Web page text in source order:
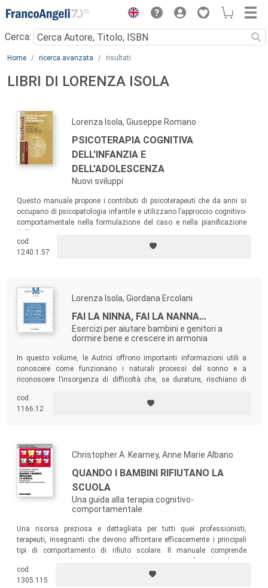
Menu
Cerca:
Main content
Home ricerca avanzata risultati
LIBRI DI LORENZA ISOLA
Lorenza Isola, Giuseppe Romano
PSICOTERAPIA COGNITIVA
DELL'INFANZIA E
DELL'ADOLESCENZA
Nuovi sviluppi
Questo manuale propone i contributi di psicoterapeuti che da anni si
occupano di psicopatologia infantile e utilizzano l’approccio cognitivo-
comportamentale nella formulazione del caso e nella pianificazione
cod.
1240.1.57
Lorenza Isola, Giordana Ercolani
FAI LA NINNA, FAI LA NANNA…
Esercizi per aiutare bambini e genitori a
dormire bene e crescere in armonia
In questo volume, le Autrici offrono importanti informazioni utili a
conoscere come funzionano i naturali processi del sonno e a
riconoscere l’insorgenza di difficoltà che, se durature, rischiano di
riflessione, il libro permette di sperimentare cambiamenti tangibili, per
mettersi in gioco da soli o con i propri bambini.
cod.
1166.12
Christopher A. Kearney, Anne Marie Albano
QUANDO I BAMBINI RIFIUTANO LA
SCUOLA
Una guida alla terapia cognitivo-
comportamentale
Una risorsa preziosa e dettagliata per tutti quei professionisti,
terapeuti, insegnanti che devono affrontare efficacemente i principali
tipi di comportamento di rifiuto scolare. Il manuale comprende
scuola e presenta tecniche ben testate che si accordano alla funzione
del comportamento, così da avere un trattamento adattato alle
cod.
1305.115